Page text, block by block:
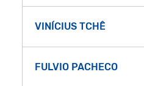
VINÍCIUS TCHÊ
FULVIO PACHECO